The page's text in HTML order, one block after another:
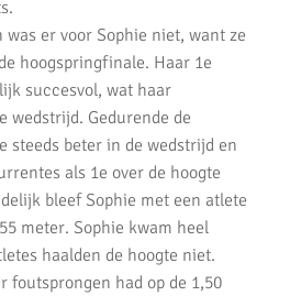
AKU
op AKU Open Dag 2020
bij de finale van de crosscompetitie
er voor Sophie niet, want ze
hoogspringfinale. Haar 1e
succesvol, wat haar
wedstrijd. Gedurende de
steeds beter in de wedstrijd en
als 1e over de hoogte
bleef Sophie met een atlete
meter. Sophie kwam heel
haalden de hoogte niet.
foutsprongen had op de 1,50